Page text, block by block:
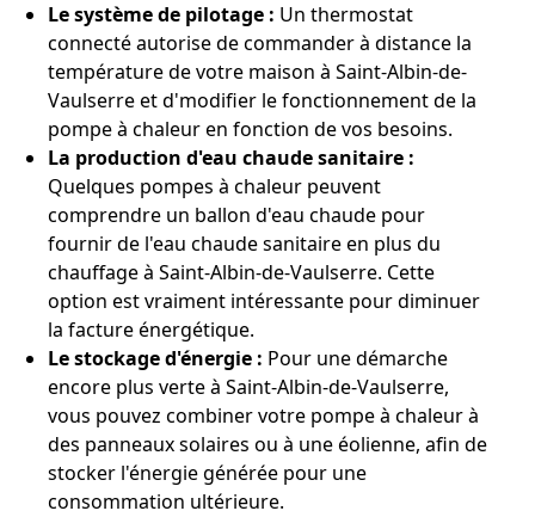
Le système de pilotage : Un thermostat
connecté autorise de commander à distance la
température de votre maison à Saint-Albin-de-
Vaulserre et d'modifier le fonctionnement de la
pompe à chaleur en fonction de vos besoins.
La production d'eau chaude sanitaire :
Quelques pompes à chaleur peuvent
comprendre un ballon d'eau chaude pour
fournir de l'eau chaude sanitaire en plus du
chauffage à Saint-Albin-de-Vaulserre. Cette
option est vraiment intéressante pour diminuer
la facture énergétique.
Le stockage d'énergie : Pour une démarche
encore plus verte à Saint-Albin-de-Vaulserre,
vous pouvez combiner votre pompe à chaleur à
des panneaux solaires ou à une éolienne, afin de
stocker l'énergie générée pour une
consommation ultérieure.